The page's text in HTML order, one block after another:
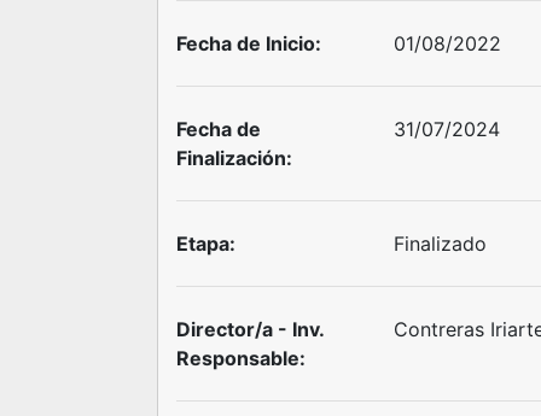
Fecha de Inicio: 01/08/2022
Fecha de
Finalización:
31/07/2024
Etapa: Finalizado
Director/a - Inv.
Responsable:
Contreras